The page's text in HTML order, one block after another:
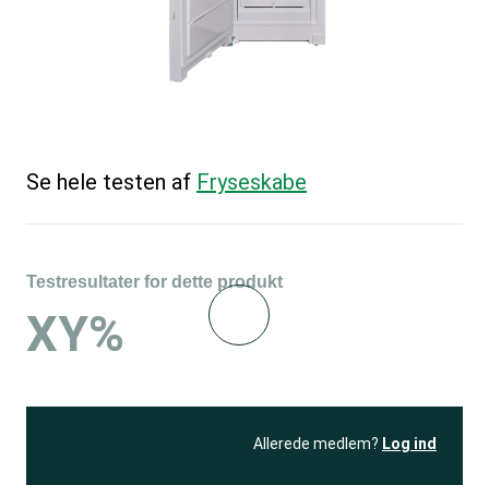
Se hele testen af Fryseskabe
Testresultater for dette produkt
XY%
Allerede medlem? Log ind